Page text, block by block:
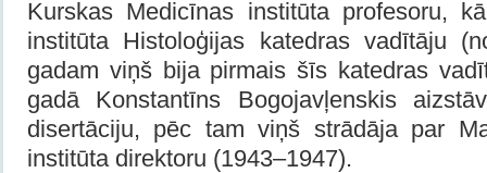
Kurskas Medicīnas institūta profesoru,
institūta Histoloģijas katedras vadītāju
gadam viņš bija pirmais šīs katedras
gadā Konstantīns Bogojavļenskis
disertāciju, pēc tam viņš strādāja par
institūta direktoru (1943–1947).